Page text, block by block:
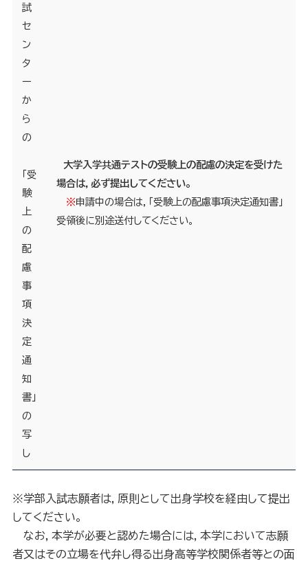
試
セ
ン
タ
ー
か
ら
の
「受
験
上
の
配
慮
事
項
決
定
通
知
書」
の
写
し
大学入学共通テストの受験上の配慮の決定を受けた
場合は，必ず提出してください。
※申請中の場合は，「受験上の配慮事項決定通知書」
受領後に別途送付してください。
※学部入試志願者は，原則として出身学校を経由して提出
してください。
なお，本学が必要と認めた場合には，本学において志願
者又はその立場を代弁し得る出身高等学校関係者等との面